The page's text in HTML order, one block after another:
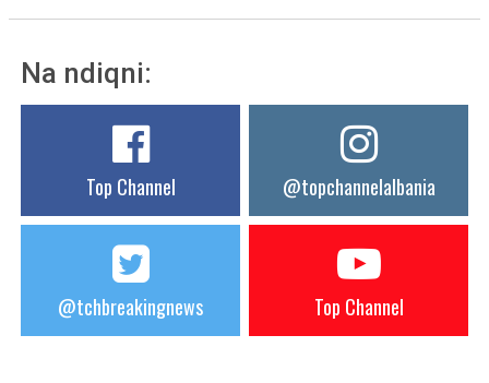
Na ndiqni:
Top Channel @topchannelalbania
@tchbreakingnews Top Channel